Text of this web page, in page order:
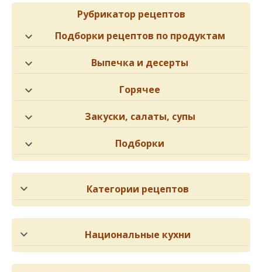
Рубрикатор рецептов
Подборки рецептов по продуктам
Выпечка и десерты
Горячее
Закуски, салаты, супы
Подборки
Категории рецептов
Национальные кухни